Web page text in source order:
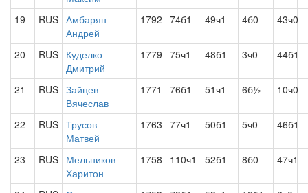
19 RUS Амбарян
Андрей
1792 74б1 49ч1 4б0 43ч0
20 RUS Куделко
Дмитрий
1779 75ч1 48б1 3ч0 44б1
21 RUS Зайцев
Вячеслав
1771 76б1 51ч1 6б½ 10ч0
22 RUS Трусов
Матвей
1763 77ч1 50б1 5ч0 46б1
23 RUS Мельников
Харитон
1758 110ч1 52б1 8б0 47ч1